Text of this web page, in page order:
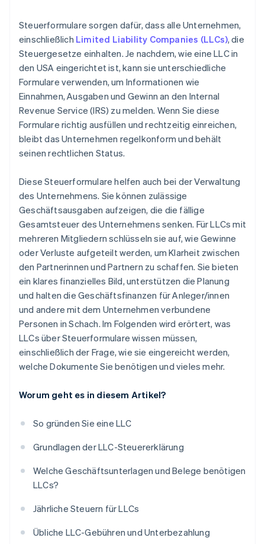
Beteiligte benachrichtigen
Alle Konten schließen
Verbleibende Vermögenswerte verteilen
Steuerformulare sorgen dafür, dass alle Unternehmen,
einschließlich Limited Liability Companies (LLCs), die
Steuergesetze einhalten. Je nachdem, wie eine LLC in
den USA eingerichtet ist, kann sie unterschiedliche
Formulare verwenden, um Informationen wie
Einnahmen, Ausgaben und Gewinn an den Internal
Revenue Service (IRS) zu melden. Wenn Sie diese
Formulare richtig ausfüllen und rechtzeitig einreichen,
bleibt das Unternehmen regelkonform und behält
seinen rechtlichen Status.
Diese Steuerformulare helfen auch bei der Verwaltung
des Unternehmens. Sie können zulässige
Geschäftsausgaben aufzeigen, die die fällige
Gesamtsteuer des Unternehmens senken. Für LLCs mit
mehreren Mitgliedern schlüsseln sie auf, wie Gewinne
oder Verluste aufgeteilt werden, um Klarheit zwischen
den Partnerinnen und Partnern zu schaffen. Sie bieten
ein klares finanzielles Bild, unterstützen die Planung
und halten die Geschäftsfinanzen für Anleger/innen
und andere mit dem Unternehmen verbundene
Personen in Schach. Im Folgenden wird erörtert, was
LLCs über Steuerformulare wissen müssen,
einschließlich der Frage, wie sie eingereicht werden,
welche Dokumente Sie benötigen und vieles mehr.
Worum geht es in diesem Artikel?
So gründen Sie eine LLC
Grundlagen der LLC-Steuererklärung
Welche Geschäftsunterlagen und Belege benötigen
LLCs?
Jährliche Steuern für LLCs
Übliche LLC-Gebühren und Unterbezahlung